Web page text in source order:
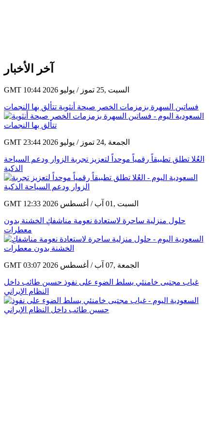
آخر الأخبار
GMT 10:44 2026 السبت ,25 تموز / يوليو
فساتين السهرة بزمزمات الخصر صيحة أنثوية تتألق بها النجمات
GMT 23:44 2026 الجمعة ,24 تموز / يوليو
العُلا تطلق تطبيقاً رقمياً موحداً لتعزيز تجربة الزوار ودعم السياحة
الذكية
GMT 12:33 2026 السبت ,01 آب / أغسطس
حلول منزلية ساحرة لاستعادة نعومة مناشفكِ الخشنة بدون
معطرات
GMT 03:07 2026 الجمعة ,07 آب / أغسطس
غياب مجتبى خامنئي يسلط الضوء على نفوذ حسين طائب داخل
النظام الإيراني